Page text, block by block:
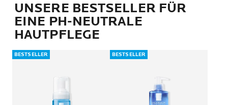
UNSERE BESTSELLER FÜR
EINE PH-NEUTRALE
HAUTPFLEGE
BESTSELLER BESTSELLER